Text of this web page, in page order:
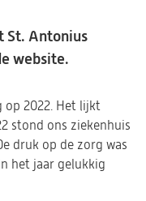
St. Antonius
website.
op 2022. Het lijkt
stond ons ziekenhuis
druk op de zorg was
het jaar gelukkig